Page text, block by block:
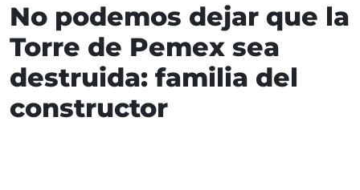
No podemos dejar que la
Torre de Pemex sea
destruida: familia del
constructor